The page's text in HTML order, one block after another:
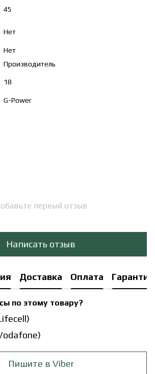
45
Нет
Нет
Производитель
18
G-Power
первый отзыв
Написать отзыв
Доставка Оплата Гарантия
по этому товару?
Пишите в Viber